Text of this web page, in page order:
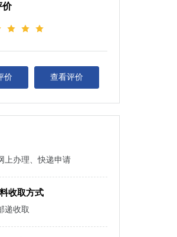
价
价 查看评价
上办理、快递申请
收取方式
递收取